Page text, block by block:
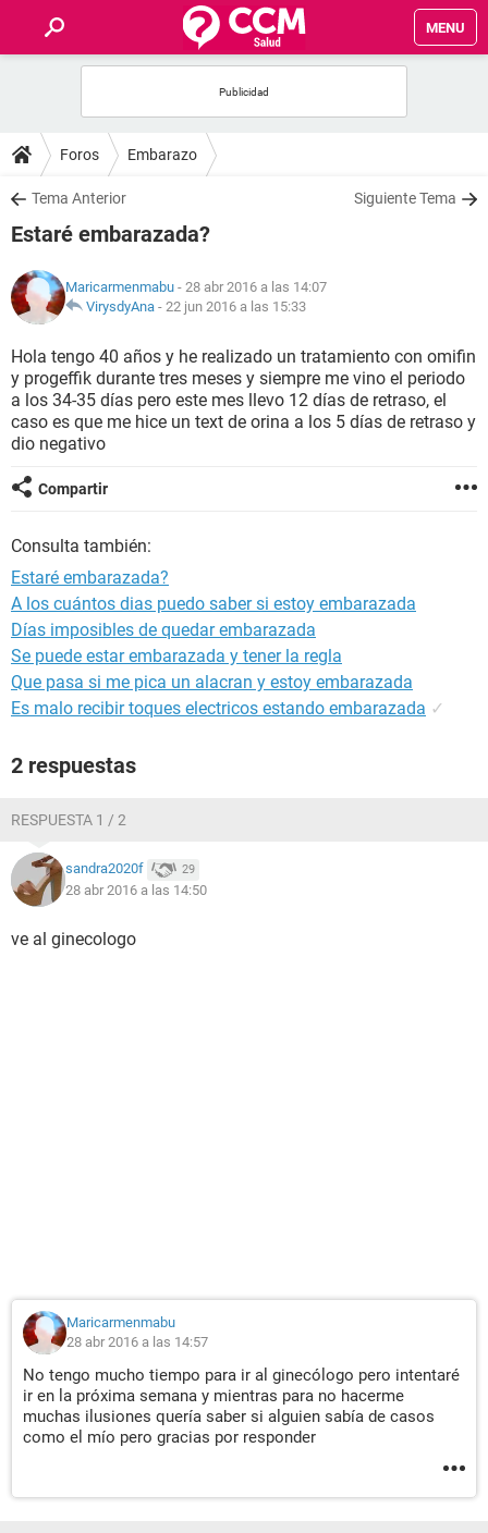
MENU
FOROS
SALUD
NUTRICIÓN
BIENESTAR
SEXUALIDAD
GLOSARIO
Foros Embarazo
Tema Anterior Siguiente Tema
Estaré embarazada?
Maricarmenmabu - 28 abr 2016 a las 14:07
VirysdyAna - 22 jun 2016 a las 15:33
Hola tengo 40 años y he realizado un tratamiento con omifin
y progeffik durante tres meses y siempre me vino el periodo
a los 34-35 días pero este mes llevo 12 días de retraso, el
caso es que me hice un text de orina a los 5 días de retraso y
dio negativo
Compartir
Consulta también:
Estaré embarazada?
A los cuántos dias puedo saber si estoy embarazada
Días imposibles de quedar embarazada
Se puede estar embarazada y tener la regla
Que pasa si me pica un alacran y estoy embarazada
Es malo recibir toques electricos estando embarazada ✓
2 respuestas
RESPUESTA 1 / 2
sandra2020f 29
28 abr 2016 a las 14:50
ve al ginecologo
Maricarmenmabu
28 abr 2016 a las 14:57
No tengo mucho tiempo para ir al ginecólogo pero intentaré
ir en la próxima semana y mientras para no hacerme
muchas ilusiones quería saber si alguien sabía de casos
como el mío pero gracias por responder